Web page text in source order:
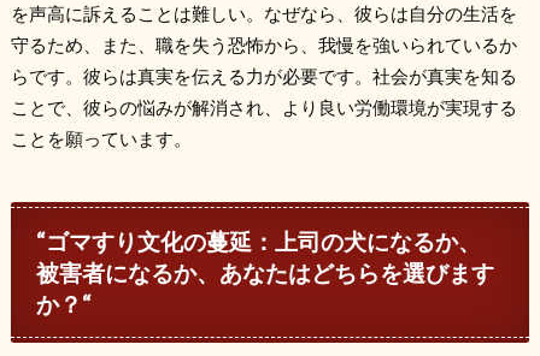
を声高に訴えることは難しい。なぜなら、彼らは自分の生活を
守るため、また、職を失う恐怖から、我慢を強いられているか
らです。彼らは真実を伝える力が必要です。社会が真実を知る
ことで、彼らの悩みが解消され、より良い労働環境が実現する
ことを願っています。
“ゴマすり文化の蔓延：上司の犬になるか、
被害者になるか、あなたはどちらを選びます
か？ “